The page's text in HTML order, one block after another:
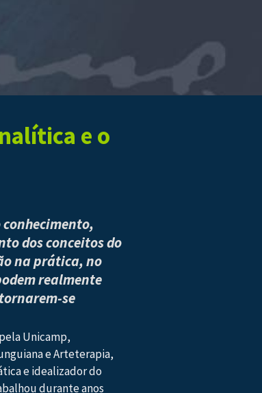
e o
conhecimento,
dos conceitos do
na prática, no
realmente
se
Unicamp,
e Arteterapia,
e idealizador do
durante anos